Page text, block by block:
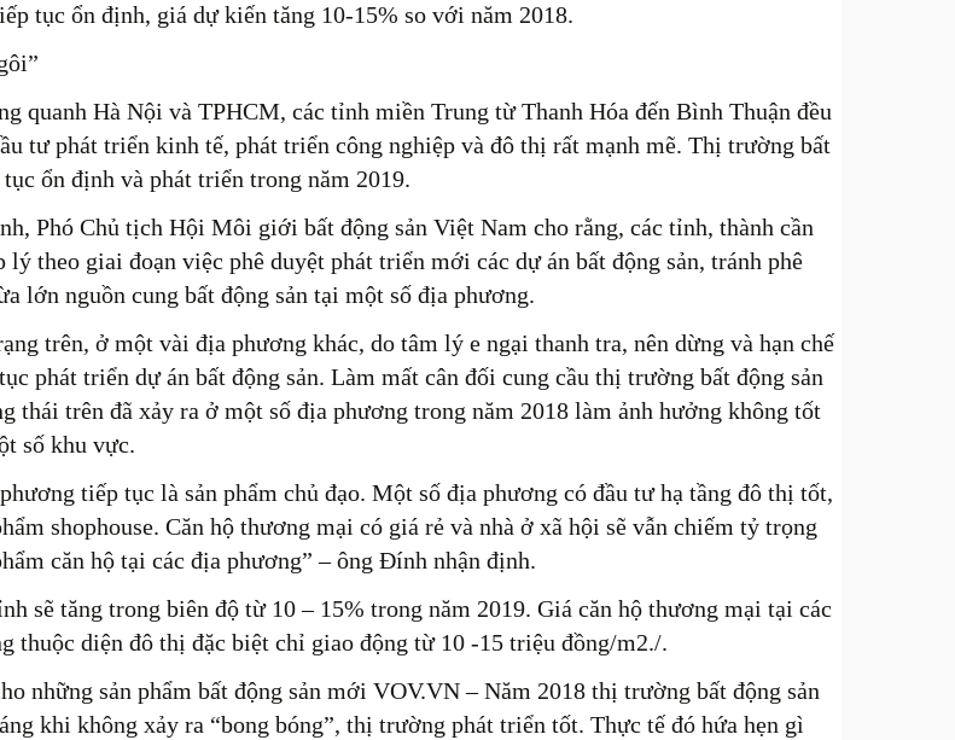
tục ổn định, giá dự kiến tăng 10-15% so với năm 2018.
quanh Hà Nội và TPHCM, các tỉnh miền Trung từ Thanh Hóa đến Bình Thuận đều
tư phát triển kinh tế, phát triển công nghiệp và đô thị rất mạnh mẽ. Thị trường bất
tục ổn định và phát triển trong năm 2019.
Phó Chủ tịch Hội Môi giới bất động sản Việt Nam cho rằng, các tỉnh, thành cần
lý theo giai đoạn việc phê duyệt phát triển mới các dự án bất động sản, tránh phê
lớn nguồn cung bất động sản tại một số địa phương.
trên, ở một vài địa phương khác, do tâm lý e ngại thanh tra, nên dừng và hạn chế
phát triển dự án bất động sản. Làm mất cân đối cung cầu thị trường bất động sản
thái trên đã xảy ra ở một số địa phương trong năm 2018 làm ảnh hưởng không tốt
số khu vực.
tiếp tục là sản phẩm chủ đạo. Một số địa phương có đầu tư hạ tầng đô thị tốt,
shophouse. Căn hộ thương mại có giá rẻ và nhà ở xã hội sẽ vẫn chiếm tỷ trọng
căn hộ tại các địa phương” – ông Đính nhận định.
sẽ tăng trong biên độ từ 10 – 15% trong năm 2019. Giá căn hộ thương mại tại các
thuộc diện đô thị đặc biệt chỉ giao động từ 10 -15 triệu đồng/m2./.
những sản phẩm bất động sản mới VOV.VN – Năm 2018 thị trường bất động sản
khi không xảy ra “bong bóng”, thị trường phát triển tốt. Thực tế đó hứa hẹn gì